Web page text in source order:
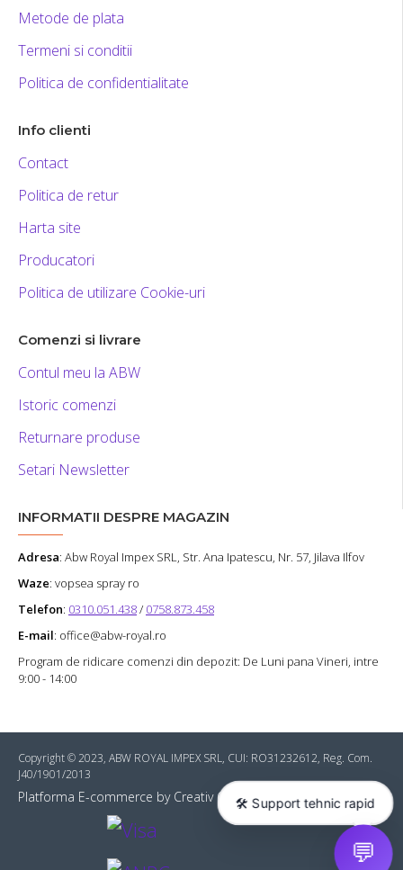
Metode de plata
Termeni si conditii
Politica de confidentialitate
Info clienti
Contact
Politica de retur
Harta site
Producatori
Politica de utilizare Cookie-uri
Comenzi si livrare
Contul meu la ABW
Istoric comenzi
Returnare produse
Setari Newsletter
INFORMATII DESPRE MAGAZIN
Adresa: Abw Royal Impex SRL, Str. Ana Ipatescu, Nr. 57, Jilava Ilfov
Waze: vopsea spray ro
Telefon: 0310.051.438/ 0758.873.458
E-mail: office@abw-royal.ro
Program de ridicare comenzi din depozit: De Luni pana Vineri, intre
9:00 - 14:00
Copyright © 2023, ABW ROYAL IMPEX SRL, CUI: RO31232612, Reg. Com.
J40/1901/2013
Platforma E-commerce by Creativ Online